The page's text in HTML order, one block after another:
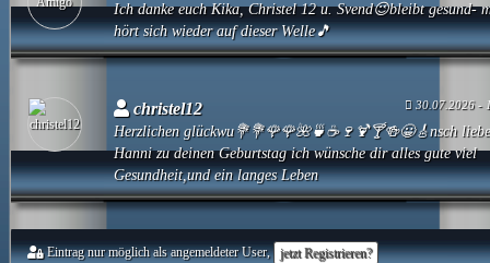
Ich danke euch Kika, Christel 12 u. Svend😉bleibt gesund-
hört sich wieder auf dieser Welle🎵
christel12 30.07.2026 -
Herzlichen glückwu💐💐🌹🌹🌺🍵☕🍷🍹🍸🍻😀🎸nsch
Hanni zu deinen Geburtstag ich wünsche dir alles gute viel
Gesundheit,und ein langes Leben
Eintrag nur möglich als angemeldeter User, jetzt Registrieren?